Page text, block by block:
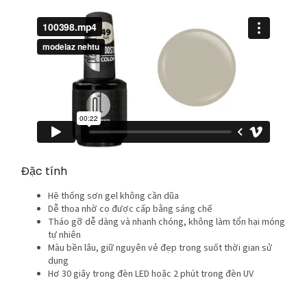
Đặc tính
Hệ thống sơn gel không cần dũa
Dễ thoa nhờ cọ được cấp bằng sáng chế
Tháo gỡ dễ dàng và nhanh chóng, không làm tổn hại móng
tự nhiên
Màu bền lâu, giữ nguyên vẻ đẹp trong suốt thời gian sử
dụng
Hơ 30 giây trong đèn LED hoặc 2 phút trong đèn UV